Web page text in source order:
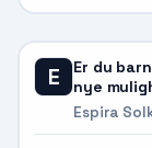
E
Er du
nye
Espira